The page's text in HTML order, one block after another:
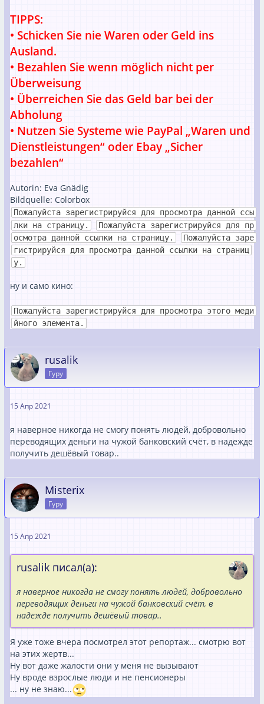
TIPPS:
• Schicken Sie nie Waren oder Geld ins
Ausland.
• Bezahlen Sie wenn möglich nicht per
Überweisung
• Überreichen Sie das Geld bar bei der
Abholung
• Nutzen Sie Systeme wie PayPal „Waren und
Dienstleistungen“ oder Ebay „Sicher
bezahlen“
Autorin: Eva Gnädig
Bildquelle: Colorbox
Пожалуйста зарегистрируйся для просмотра данной ссы
лки на страницу.
Пожалуйста зарегистрируйся для пр
осмотра данной ссылки на страницу.
Пожалуйста заре
гистрируйся для просмотра данной ссылки на страниц
у.
ну и само кино:
Пожалуйста зарегистрируйся для просмотра этого меди
йного элемента.
rusalik
Гуру
15 Апр 2021
я наверное никогда не смогу понять людей, добровольно
переводящих деньги на чужой банковский счёт, в надежде
получить дешёвый товар..
Misterix
Гуру
15 Апр 2021
rusalik писал(а):
я наверное никогда не смогу понять людей, добровольно
переводящих деньги на чужой банковский счёт, в
надежде получить дешёвый товар..
Я уже тоже вчера посмотрел этот репортаж... смотрю вот
на этих жертв...
Ну вот даже жалости они у меня не вызывают
Ну вроде взрослые люди и не пенсионеры
... ну не знаю...